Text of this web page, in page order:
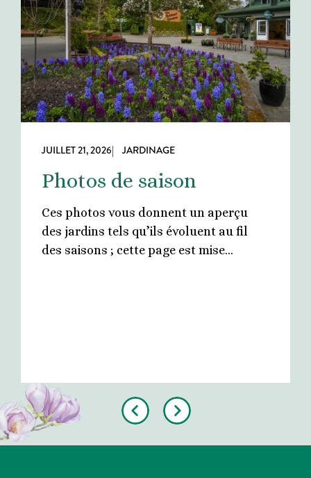
Previous
JUILLET 21, 2026| JARDINAGE
Photos de saison
Ces photos vous donnent un aperçu
des jardins tels qu’ils évoluent au fil
des saisons ; cette page est mise…
Next